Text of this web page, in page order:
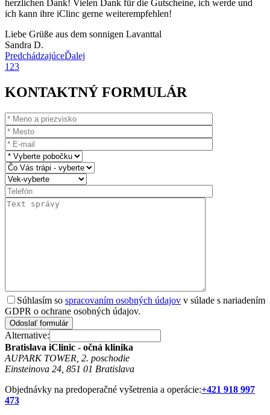
herzlichen Dank! Vielen Dank für die Gutscheine, ich werde und
ich kann ihre iClinc gerne weiterempfehlen!
Liebe Grüße aus dem sonnigen Lavanttal
Sandra D.
PredchádzajúceĎalej
1 23
KONTAKTNÝ FORMULÁR
Súhlasím so spracovaním osobných údajov v súlade s nariadením
GDPR o ochrane osobných údajov.
Odoslať formulár
Alternative:
Bratislava iClinic - očná klinika
AUPARK TOWER, 2. poschodie
Einsteinova 24, 851 01 Bratislava
Objednávky na predoperačné vyšetrenia a operácie:+421 918 997
473